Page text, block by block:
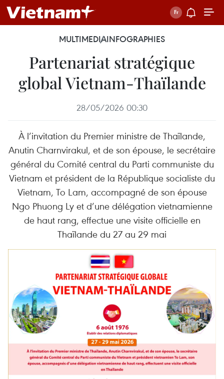
MULTIMEDIAINFOGRAPHIES
Partenariat stratégique
global Vietnam-Thaïlande
28/05/2026 00:30
À l’invitation du Premier ministre de Thaïlande,
Anutin Charnvirakul, et de son épouse, le secrétaire
général du Comité central du Parti communiste du
Vietnam et président de la République socialiste du
Vietnam, To Lam, accompagné de son épouse
Ngo Phuong Ly et d’une délégation vietnamienne
de haut rang, effectue une visite officielle en
Thaïlande du 27 au 29 mai